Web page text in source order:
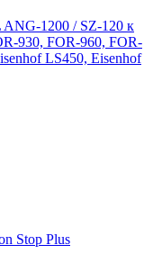
1200 / SZ-120 к
930, FOR-960, FOR-
LS450, Eisenhof